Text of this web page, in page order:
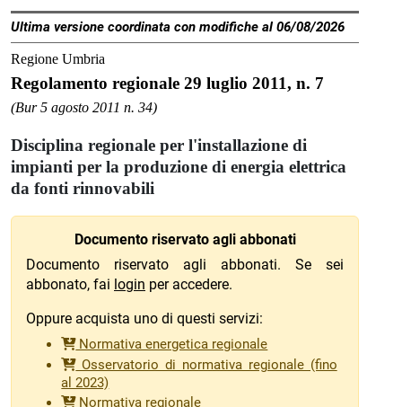
Ultima versione coordinata con modifiche al 06/08/2026
Regione Umbria
Regolamento regionale 29 luglio 2011, n. 7
(Bur 5 agosto 2011 n. 34)
Disciplina regionale per l'installazione di
impianti per la produzione di energia elettrica
da fonti rinnovabili
Documento riservato agli abbonati
Documento riservato agli abbonati. Se sei
abbonato, fai login per accedere.
Oppure acquista uno di questi servizi:
Normativa energetica regionale
Osservatorio di normativa regionale (fino
al 2023)
Normativa regionale